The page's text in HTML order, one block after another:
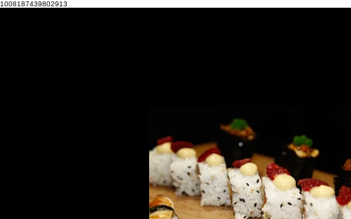
1008187439802913